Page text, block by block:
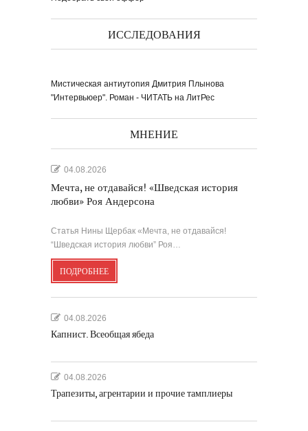
Выпуск № 1'17 журнала
Видео о рубриках и авторах Выпуска №
1'17...
Мультипликационный ролик о книге
сказок Светланы...
ИССЛЕДОВАНИЯ
Мистическая антиутопия Дмитрия Плынова
"Интервьюер". Роман - ЧИТАТЬ на ЛитРес
МНЕНИЕ
04.08.2026
Мечта, не отдавайся! «Шведская история
любви» Роя Андерсона
Статья Нины Щербак «Мечта, не отдавайся!
“Шведская история любви” Роя…
ПОДРОБНЕЕ
04.08.2026
Капнист. Всеобщая ябеда
04.08.2026
Трапезиты, агрентарии и прочие тамплиеры